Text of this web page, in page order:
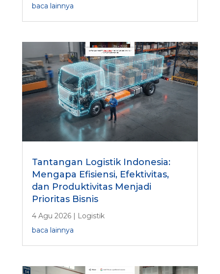
baca lainnya
Tantangan Logistik Indonesia:
Mengapa Efisiensi, Efektivitas,
dan Produktivitas Menjadi
Prioritas Bisnis
4 Agu 2026| Logistik
baca lainnya